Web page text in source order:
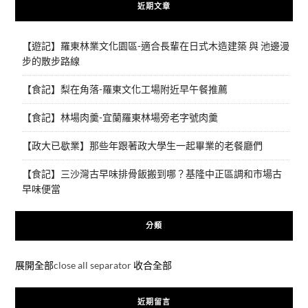
近期文章
【遊記】羅東林業文化園區-適合長輩在日式木造建築 與 池邊漫
步的散步路線
【食記】梨在角落-羅東文化工場附近早午餐推薦
【食記】林場肉羹-宜蘭羅東林場旁老字號肉羹
【政大已歇業】那些年跟著政大學生一起畢業的老餐廳們
【食記】三沙灣古早味排骨飯搬到哪？基隆中正區調和市場古
早味便當
分類
展開全部close all separator 收合全部
近期留言